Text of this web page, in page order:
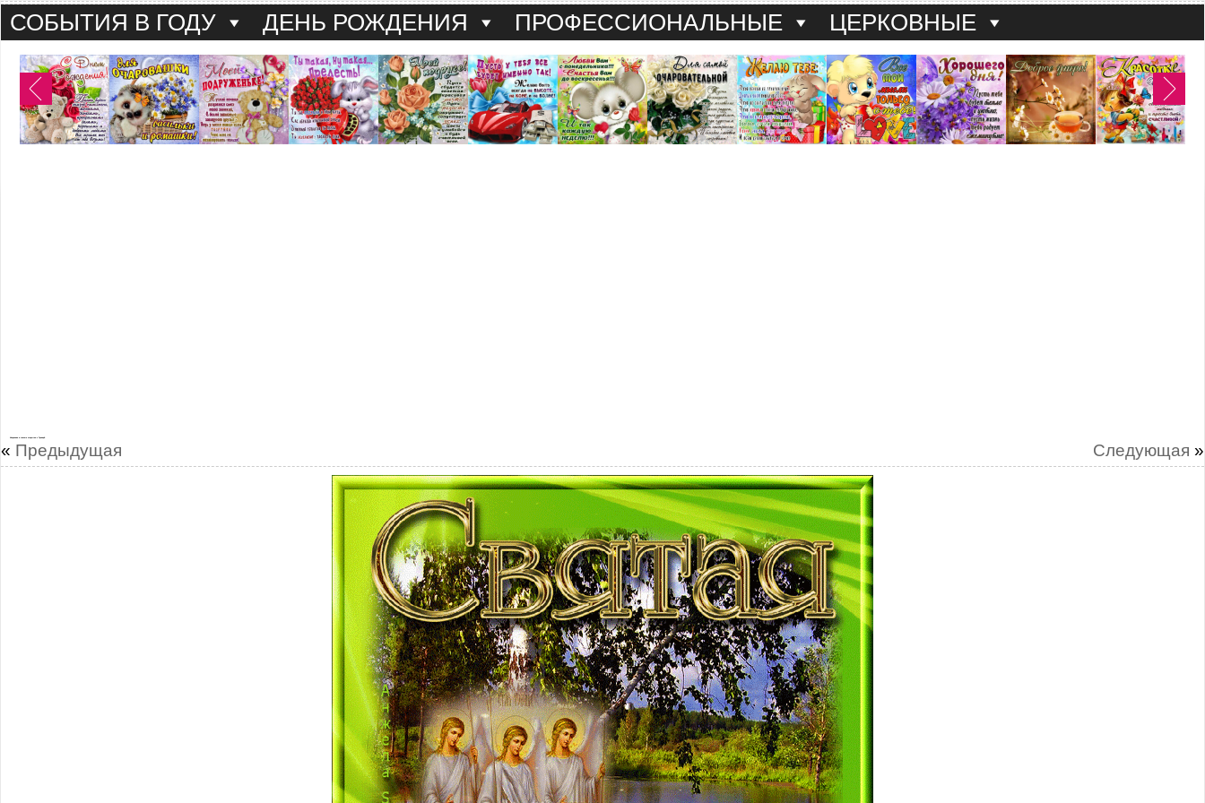
СОБЫТИЯ В ГОДУ ДЕНЬ РОЖДЕНИЯ ПРОФЕССИОНАЛЬНЫЕ ЦЕРКОВНЫЕ
« Предыдущая Следующая »